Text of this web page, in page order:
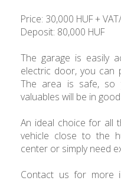
Price: 30,000 HUF +
Deposit: 80,000 HUF
The garage is easily
electric door, you can
The area is safe,
valuables will be in
An ideal choice for all
vehicle close to the
center or simply need
Contact us for more